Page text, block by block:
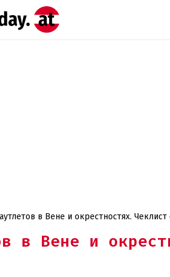
в Вене и окрестностях.
в Вене и